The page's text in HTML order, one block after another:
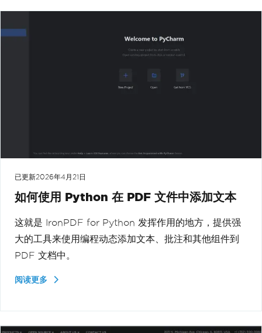
已更新2026年4月21日
如何使用 Python 在 PDF 文件中添加文本
这就是 IronPDF for Python 发挥作用的地方，提供强
大的工具来使用编程动态添加文本、批注和其他组件到
PDF 文档中。
阅读更多